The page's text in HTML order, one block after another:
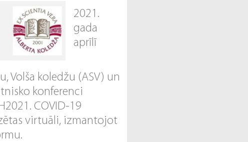
2021.
gada
aprīlī
Volša koledžu (ASV) un
konferenci
COVID-19
virtuāli, izmantojot